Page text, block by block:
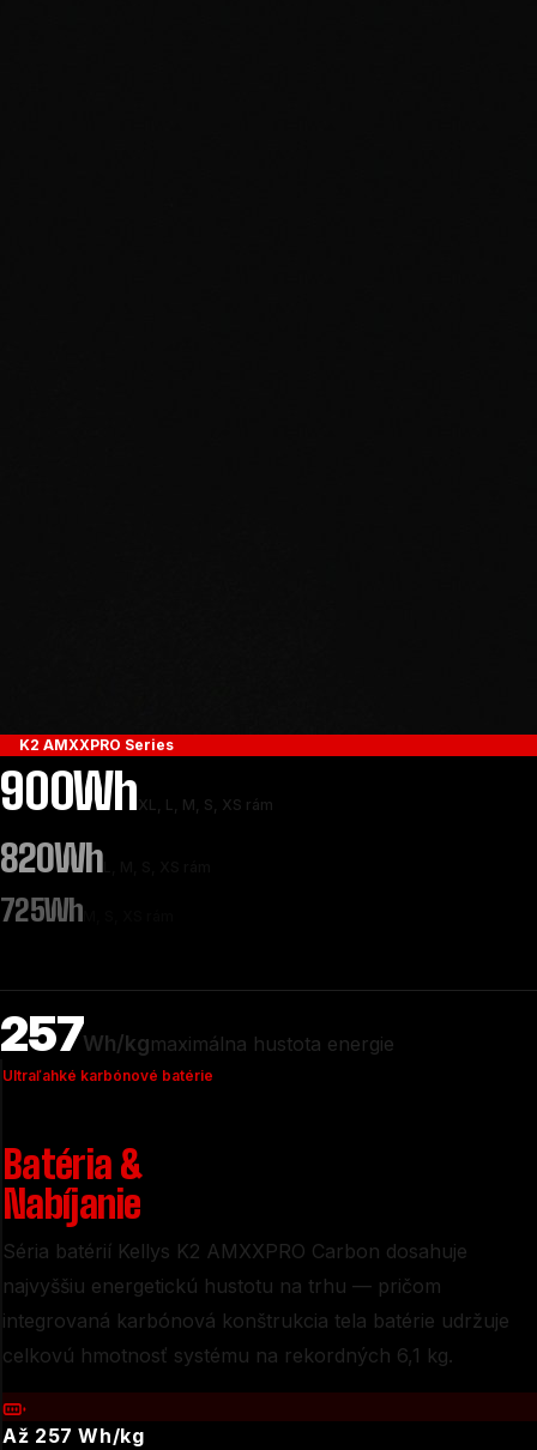
K2 AMXXPRO Series
900WhXL, L, M, S, XS rám
820Wh
725Wh
257Wh/kgmaximálna hustota energie
Ultraľahké karbónové batérie
Batéria &
Nabíjanie
Séria batérií Kellys K2 AMXXPRO Carbon dosahuje
najvyššiu energetickú hustotu na trhu — pričom
integrovaná karbónová konštrukcia tela batérie udržuje
celkovú hmotnosť systému na rekordných 6,1 kg.
Až 257 Wh/kg